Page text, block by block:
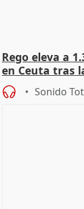
Rego eleva a
en Ceuta tras
Sonido